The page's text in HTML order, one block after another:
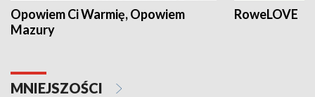
Opowiem Ci Warmię, Opowiem
Mazury
RoweLOVE
MNIEJSZOŚCI